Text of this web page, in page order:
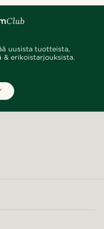
uusista tuotteista,
& erikoistarjouksista.